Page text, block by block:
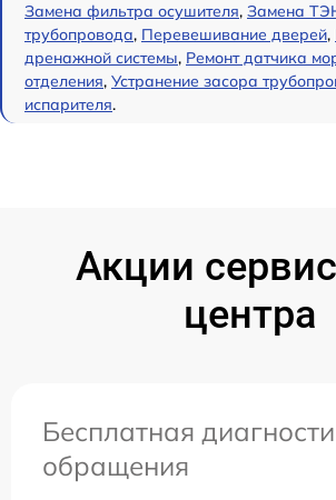
Замена фильтра осушителя, Замена
трубопровода, Перевешивание дверей,
дренажной системы, Ремонт датчика
отделения, Устранение засора
испарителя.
Акции
центра
Бесплатная
обращения